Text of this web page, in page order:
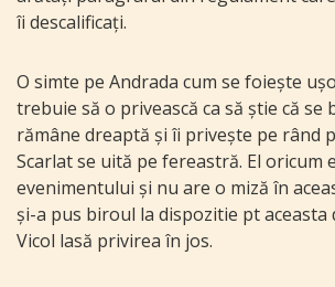
îi descalificați.
O simte pe Andrada cum se foiește
trebuie să o privească ca să știe că se
rămâne dreaptă și îi privește pe rând
Scarlat se uită pe fereastră. El oricum
evenimentului și nu are o miză în
și-a pus biroul la dispozitie pt aceasta
Vicol lasă privirea în jos.